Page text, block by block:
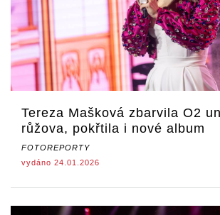
Tereza Mašková zbarvila O2
růžova, pokřtila i nové album
FOTOREPORTY
vydáno 24.01.2026